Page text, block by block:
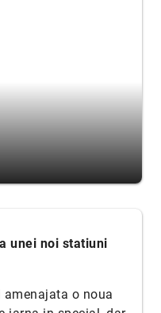
unei noi statiuni
o noua